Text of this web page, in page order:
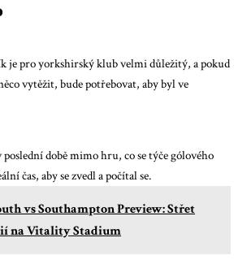
pro yorkshirský klub velmi důležitý, a pokud
vytěžit, bude potřebovat, aby byl ve
době mimo hru, co se týče gólového
čas, aby se zvedl a počítal se.
vs Southampton Preview: Střet
na Vitality Stadium